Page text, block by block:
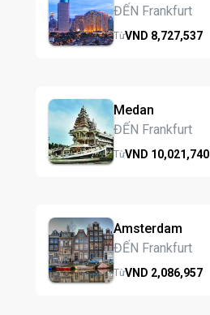
ĐẾN Frankfurt
TừVND 8,727,537
Medan
ĐẾN Frankfurt
TừVND 10,021,740
Amsterdam
ĐẾN Frankfurt
TừVND 2,086,957